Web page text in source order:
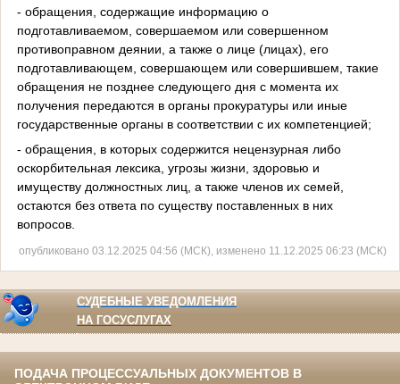
- обращения, содержащие информацию о
подготавливаемом, совершаемом или совершенном
противоправном деянии, а также о лице (лицах), его
подготавливающем, совершающем или совершившем, такие
обращения не позднее следующего дня с момента их
получения передаются в органы прокуратуры или иные
государственные органы в соответствии с их компетенцией;
- обращения, в которых содержится нецензурная либо
оскорбительная лексика, угрозы жизни, здоровью и
имуществу должностных лиц, а также членов их семей,
остаются без ответа по существу поставленных в них
вопросов.
опубликовано 03.12.2025 04:56 (МСК), изменено 11.12.2025 06:23 (МСК)
СУДЕБНЫЕ УВЕДОМЛЕНИЯ
НА ГОСУСЛУГАХ
ПОДАЧА ПРОЦЕССУАЛЬНЫХ ДОКУМЕНТОВ В